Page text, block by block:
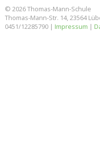
© 2026 Thomas-Mann-Schule
Thomas-Mann-Str. 14, 23564
0451/12285790 | Impressum |